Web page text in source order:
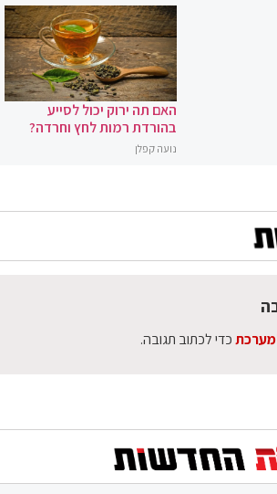
האם תה ירוק יכול לסייע
בהורדת רמות לחץ וחרדה?
נועה קפלן
כדי לכתוב תגובה.